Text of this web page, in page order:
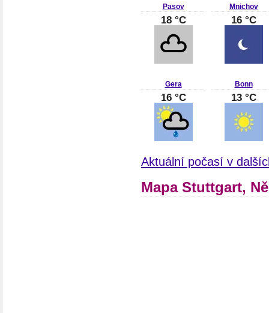
Pasov
18 °C
Mnichov
16 °C
Gera
16 °C
Bonn
13 °C
Aktuální počasí v
Mapa Stuttgart,